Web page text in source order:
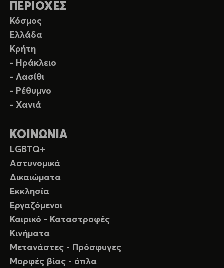
ΠΕΡΙΟΧΕΣ
Κόσμος
Ελλάδα
Κρήτη
- Ηράκλειο
- Λασίθι
- Ρέθυμνο
- Χανιά
ΚΟΙΝΩΝΙΑ
LGBTQ+
Αστυνομικά
Δικαιώματα
Εκκλησία
Εργαζόμενοι
Καιρικό - Καταστροφές
Κινήματα
Μετανάστες - Πρόσφυγες
Μορφές βίας - όπλα